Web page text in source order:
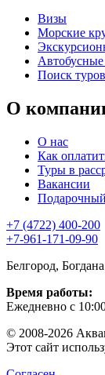
Визы
Морские
Поиск туров
О
О нас
Как
Туры в
Вакансии
+7 (4722) 400-200
+7-961-171-09-90
Белгород,
Время работы:
Ежедневно с
© 2008-2026
Этот сайт